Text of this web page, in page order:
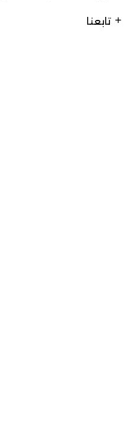
تابعنا